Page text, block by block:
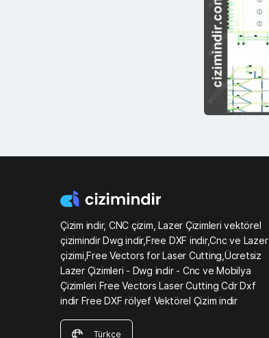
Çizim indir, CNC çizim, Lazer Çizimleri vektörel
çizimindir Dwg indir,Free DXF indir,Cnc ve Lazer
çizimi,Free Vectors for Laser Cutting,Ücretsiz
Lazer Çizimleri - Dwg indir - Cnc ve Mobilya
Çizimleri Free Vectors Laser Cutting Cdr Dxf
indir Free DXF rölyef Vektörel Çizim indir
Türkçe